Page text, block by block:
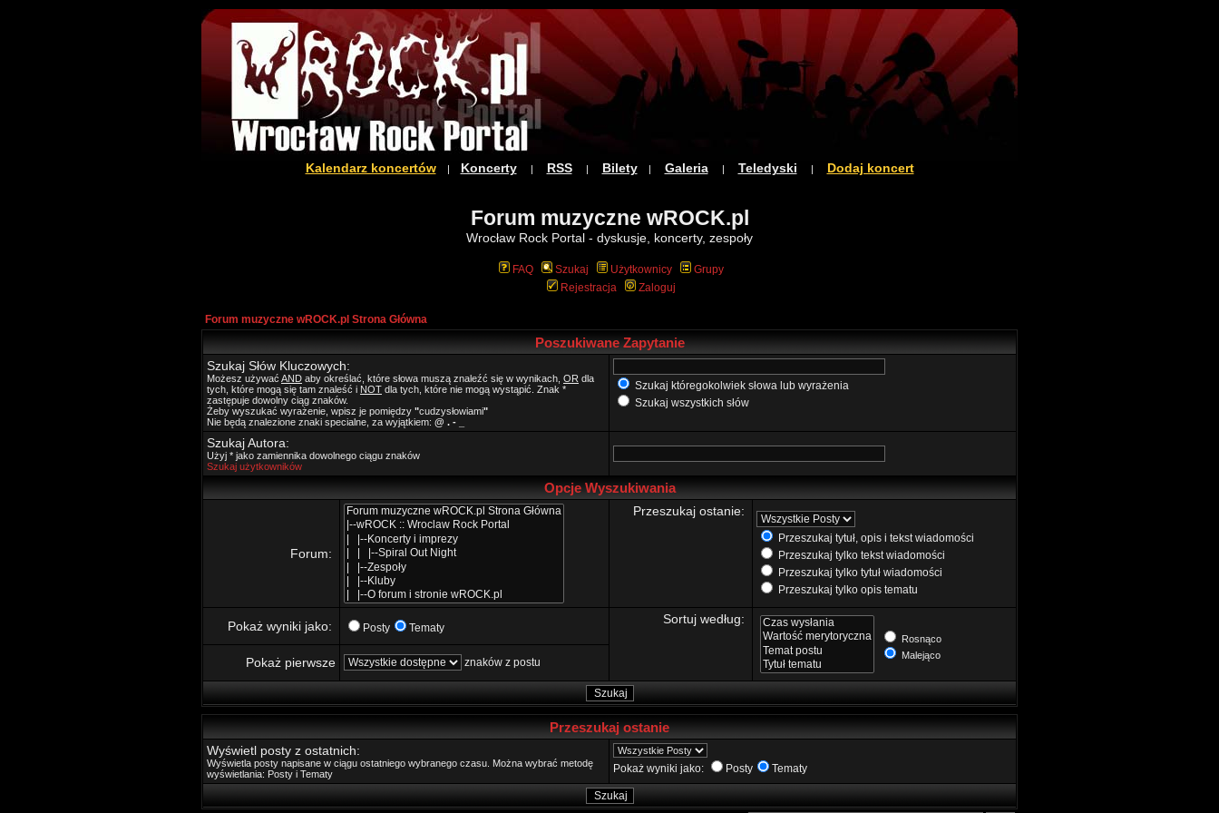
Kalendarz koncertów| Koncerty| RSS| Bilety| Galeria| Teledyski | Dodaj koncert
Forum muzyczne wROCK.pl
Wrocław Rock Portal - dyskusje, koncerty, zespoły
FAQ Szukaj Użytkownicy
Grupy
Rejestracja
Zaloguj
Forum muzyczne wROCK.pl Strona Główna
Poszukiwane Zapytanie
Szukaj Słów Kluczowych:
Możesz używać AND aby określać, które słowa muszą znaleźć się w wynikach, OR dla
tych, które mogą się tam znaleść i NOT dla tych, które nie mogą wystąpić. Znak *
zastępuje dowolny ciąg znaków.
Żeby wyszukać wyrażenie, wpisz je pomiędzy "cudzysłowiami"
Nie będą znalezione znaki specialne, za wyjątkiem: @ . - _
Szukaj któregokolwiek słowa lub wyrażenia
Szukaj wszystkich słów
Szukaj Autora:
Użyj * jako zamiennika dowolnego ciągu znaków
Szukaj użytkowników
Opcje Wyszukiwania
Forum:
Przeszukaj ostanie:
Przeszukaj tytuł, opis i tekst wiadomości
Przeszukaj tylko tekst wiadomości
Przeszukaj tylko tytuł wiadomości
Przeszukaj tylko opis tematu
Pokaż wyniki jako: Posty Tematy
Sortuj według:
Rosnąco
Malejąco
Pokaż pierwsze znaków z postu
Przeszukaj ostanie
Wyświetl posty z ostatnich:
Wyświetla posty napisane w ciągu ostatniego wybranego czasu. Można wybrać metodę
wyświetlania: Posty i Tematy
Pokaż wyniki jako: Posty Tematy